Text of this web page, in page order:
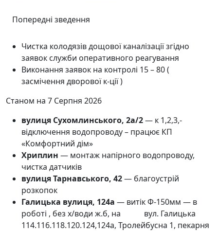
Попередні зведення
Чистка колодязів дощової каналізації згідно
заявок служби оперативного реагування
Виконання заявок на контролі 15 – 80 (
засмічення дворової к-ції )
Станом на 7 Серпня 2026
вулиця Сухомлинського, 2а/2— к 1,2,3,-
відключення водопроводу – працює КП
«Комфортний дім»
Хриплин — монтаж напірного водопроводу,
чистка датчиків
вулиця Тарнавського, 42— благоустрій
розкопок
Галицька вулиця, 124а — витік Ф-150мм — в
роботі , без х/води ж.б, на вул. Галицька
114.116.118.120.124,124а, Тролейбусна 1, пекарня